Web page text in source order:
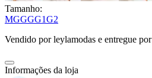
Tamanho:
MGGGG1G2
Vendido porleylamodas e entregue por
Informações da loja